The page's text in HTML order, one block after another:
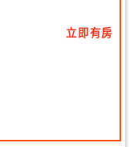
立即有房